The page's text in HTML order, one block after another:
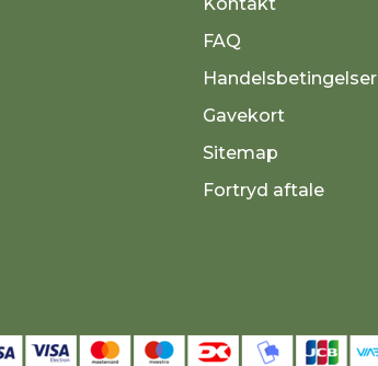
FAQ
Handelsbetingelser
Gavekort
Sitemap
Fortryd aftale